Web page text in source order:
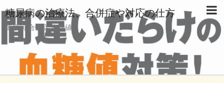
糖尿病の治療法、合併症や対応の仕方
糖尿病,合併症,血糖値